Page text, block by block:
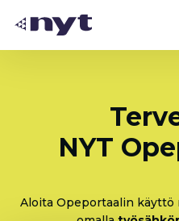
NYT
Aloita Opeportaalin